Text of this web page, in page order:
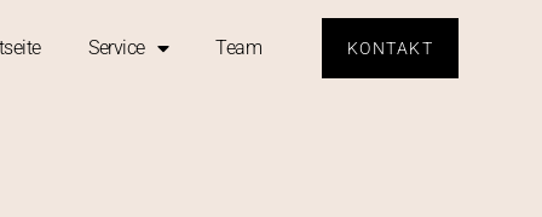
Service Team KONTAKT